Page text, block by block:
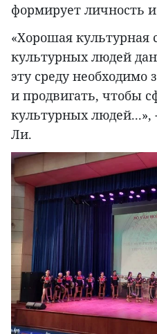
формирует личность и
«Хорошая культурная
культурных людей
эту среду
и продвигать, чтобы
культурных людей...»,
Ли.